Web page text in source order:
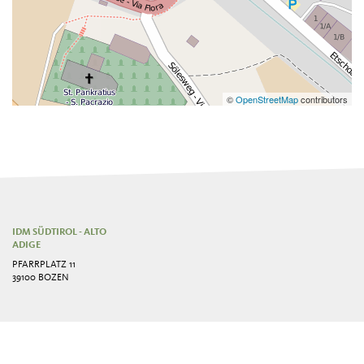
©OpenStreetMapcontributors
IDM SÜDTIROL - ALTO
ADIGE
PFARRPLATZ 11
39100 BOZEN